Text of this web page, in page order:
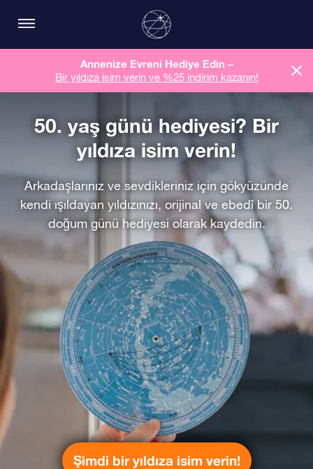
Annenize Evreni Hediye Edin –
Bir yıldıza isim verin ve %25 indirim kazanın!
50. yaş günü hediyesi? Bir
yıldıza isim verin!
Arkadaşlarınız ve sevdikleriniz için gökyüzünde
kendi ışıldayan yıldızınızı, orijinal ve ebedî bir 50.
doğum günü hediyesi olarak kaydedin.
Şimdi bir yıldıza isim verin!